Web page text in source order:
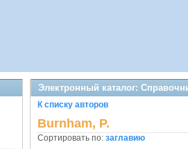
Электронный каталог:
К списку авторов
Burnham, P.
Сортировать по: заглавию